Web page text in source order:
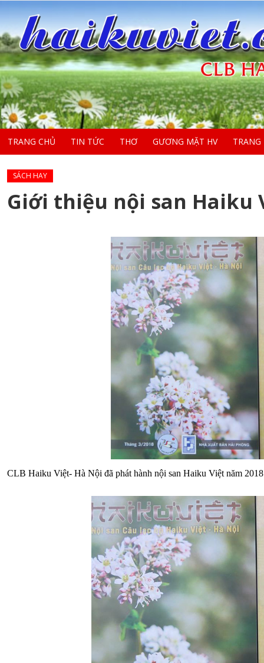
TRANG CHỦ TIN TỨC THƠ GƯƠNG MẶT HV
SÁCH HAY
Giới thiệu nội san Haiku
CLB Haiku Việt- Hà Nội đã phát hành nội san Haiku Việt năm